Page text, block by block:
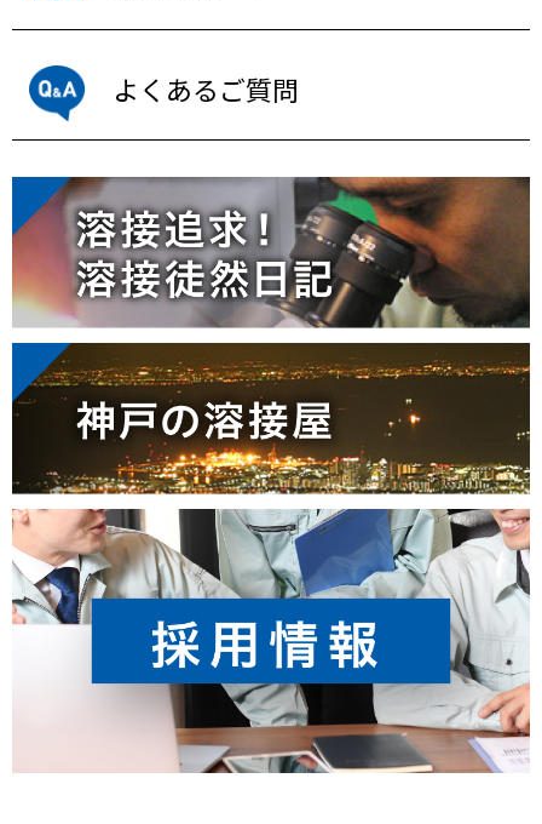
よくあるご質問